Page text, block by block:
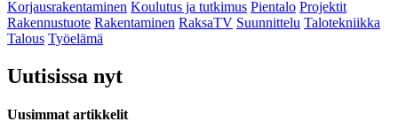
Korjausrakentaminen Koulutus ja tutkimus Pientalo Projektit
Rakennustuote Rakentaminen RaksaTV Suunnittelu Talotekniikka
Talous Työelämä
Uutisissa nyt
Uusimmat artikkelit